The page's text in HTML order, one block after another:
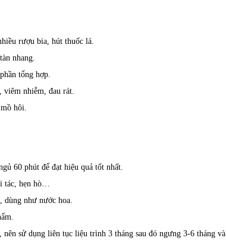
rượu bia, hút thuốc lá.
nhang.
tổng hợp.
nhiễm, đau rát.
hôi.
60 phút để đạt hiệu quả tốt nhất.
tác, hẹn hò…
dùng như nước hoa.
sử dụng liên tục liệu trình 3 tháng sau đó ngưng 3-6 tháng và